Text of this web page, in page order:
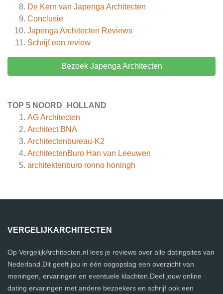
De Kern van Japenga Architecten
Conclusie
Japenga Architecten Reviews
Schrijf een review
Bezoek Japenga Architecten
TOP 5 NOORD_HOLLAND
AG Architecten
Architect BNA
Architectenbureau-K2
ArchitectenBuro Han van Leeuwen
architektenburo ronno honingh
VERGELIJKARCHITECTEN
Op VergelijkArchitecten.nl lees je reviews over alle datingsites van
Nederland.Dit geeft jou in één oogopslag een overzicht van
meningen, ervaringen en eventuele klachten.Deel jouw online
dating ervaringen met andere bezoekers en schrijf ook een